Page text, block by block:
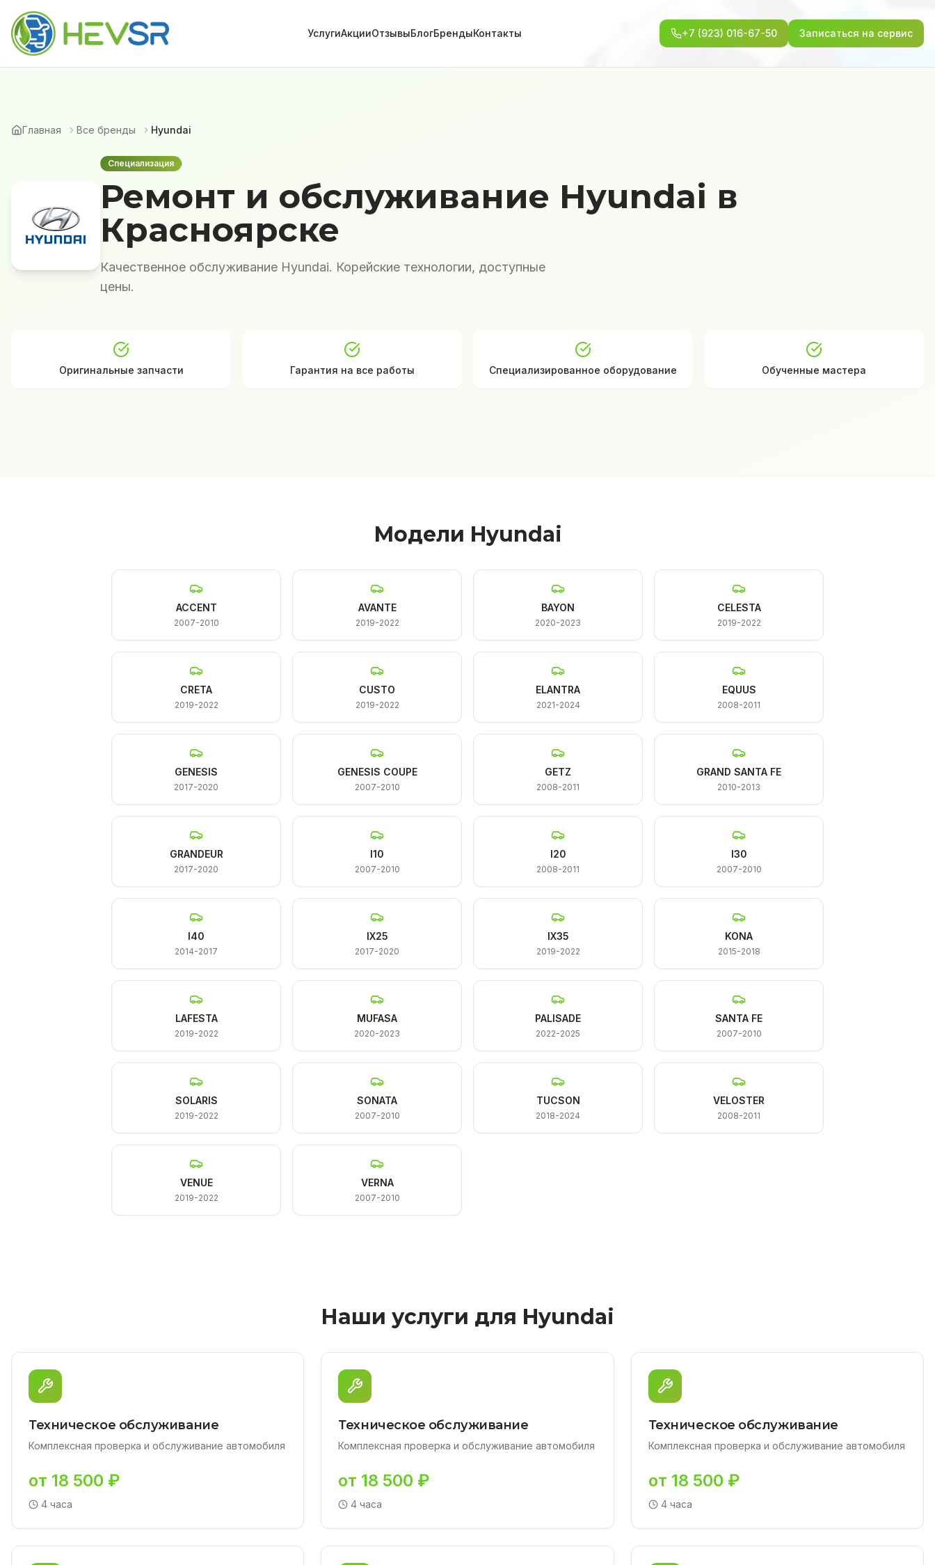
УслугиАкцииОтзывыБлогБрендыКонтакты +7 (923) 016-67-50 Записаться на сервис
Главная Все бренды Hyundai
Специализация
Ремонт и обслуживание Hyundai в
Красноярске
Качественное обслуживание Hyundai. Корейские технологии, доступные
цены.
Оригинальные запчасти Гарантия на все работы Специализированное оборудование Обученные мастера
Модели Hyundai
ACCENT
2007-2010
AVANTE
2019-2022
BAYON
2020-2023
CELESTA
2019-2022
CRETA
2019-2022
CUSTO
2019-2022
ELANTRA
2021-2024
EQUUS
2008-2011
GENESIS
2017-2020
GENESIS COUPE
2007-2010
GETZ
2008-2011
GRAND SANTA FE
2010-2013
GRANDEUR
2017-2020
I10
2007-2010
I20
2008-2011
I30
2007-2010
I40
2014-2017
IX25
2017-2020
IX35
2019-2022
KONA
2015-2018
LAFESTA
2019-2022
MUFASA
2020-2023
PALISADE
2022-2025
SANTA FE
2007-2010
SOLARIS
2019-2022
SONATA
2007-2010
TUCSON
2018-2024
VELOSTER
2008-2011
VENUE
2019-2022
VERNA
2007-2010
Наши услуги для Hyundai
Техническое обслуживание
Комплексная проверка и обслуживание автомобиля
от 18 500 ₽
4 часа
Техническое обслуживание
Комплексная проверка и обслуживание автомобиля
от 18 500 ₽
4 часа
Техническое обслуживание
Комплексная проверка и обслуживание автомобиля
от 18 500 ₽
4 часа